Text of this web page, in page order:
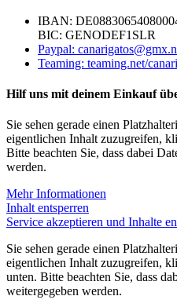
IBAN:
BIC: GENODEF1SLR
Paypal:
Teaming: teaming.net/
Hilf uns mit deinem Einkauf
Sie sehen gerade einen
eigentlichen Inhalt zuzugreifen,
Bitte beachten Sie, dass dabei
werden.
Mehr Informationen
Inhalt entsperren
Service akzeptieren und Inhalte
Sie sehen gerade einen
eigentlichen Inhalt zuzugreifen,
unten. Bitte beachten Sie, dass
weitergegeben werden.